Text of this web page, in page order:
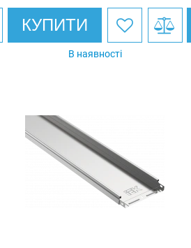
КУПИТИ
В наявності